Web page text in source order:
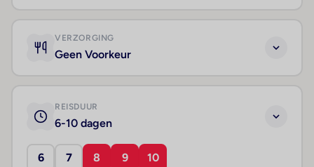
VERZORGING
Geen Voorkeur
REISDUUR
6-10 dagen
6 7 8 9 10